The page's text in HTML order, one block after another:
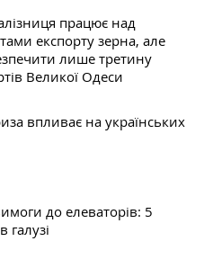
працює над
експорту зерна, але
лише третину
Великої Одеси
впливає на українських
до елеваторів: 5
галузі